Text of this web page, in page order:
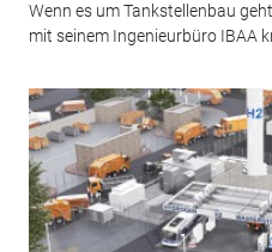
Wenn es um Tankstellenbau
mit seinem Ingenieurbüro IBAA